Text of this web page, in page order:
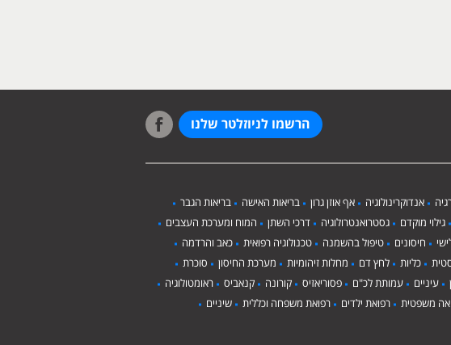
הרשמו לניוזלטר שלנו
אנדוקרינולוגיה אף אוזן גרון בריאות האישה
בריאות הגבר
גילוי מוקדם גסטרואנטרולוגיה דרכי השתן
המוח ומערכת העצבים
חיסונים טיפול בהשמנה טכנולוגיה רפואית
כאב והרדמה
כליות לחץ דם מחלות זיהומיות מערכת החיסון
סוכרת
עיניים עמותת לכ"ם פסוריאזיס קורונה קנאביס
ראומטולוגיה
משפטית רפואת ילדים רפואת משפחה וכללית
שיניים